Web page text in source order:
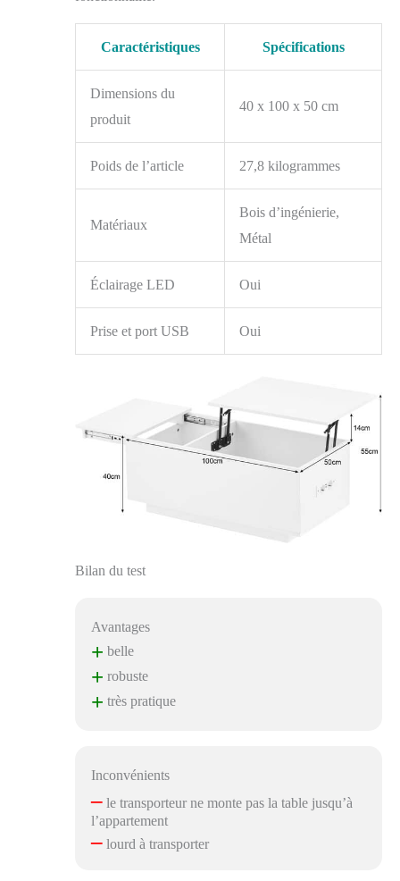
Caractéristiques Spécifications
Dimensions du
produit
40 x 100 x 50 cm
Poids de l’article 27,8 kilogrammes
Matériaux
Bois d’ingénierie,
Métal
Éclairage LED Oui
Prise et port USB Oui
Bilan du test
Avantages
+ belle
+ robuste
+ très pratique
Inconvénients
–le transporteur ne monte pas la table jusqu’à
l’appartement
–lourd à transporter